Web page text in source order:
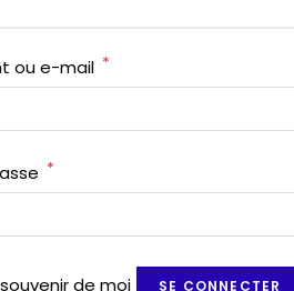
ou e-mail *
*
de moi SE CONNECTER